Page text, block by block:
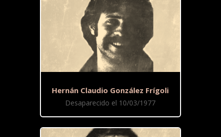
Hernán Claudio González Frígoli
Desaparecido el 10/03/1977